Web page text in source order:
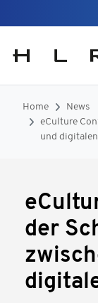
Home
News
eCulture
und
der